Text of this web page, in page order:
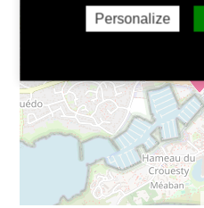
Personalize